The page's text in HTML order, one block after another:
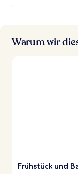
Warum wir
Frühstück und